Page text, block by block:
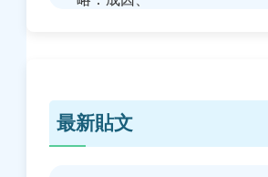
最新貼文